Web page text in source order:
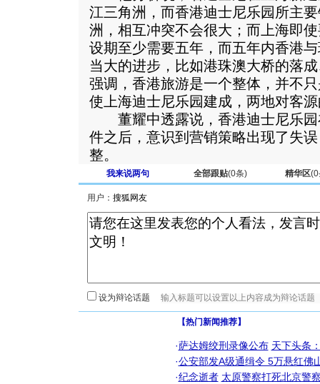
江三角洲，而香港迪士尼乐园所主
洲，相互冲突不会很大；而上海即
设期至少需要五年，而五年内香港
当大的进步，比如港珠澳大桥的落
强调，香港旅游是一个整体，并不
使上海迪士尼乐园建成，两地对客
董耀中透露说，香港迪士尼乐园
件之后，意识到营销策略出现了失
整。
我来说两句 全部跟贴(0条) 精华区(0
用户：
设为辩论话题
【热门新闻推荐】
·萨达姆绞刑录像公布 天下头条
·公安部发A级通缉令 5万悬红佛
·纪念逝者 太原警察打死北京警